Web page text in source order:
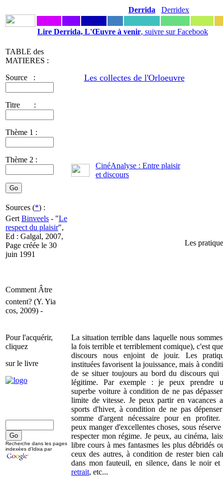
Derrida Derridex
Lire Derrida, L'Œuvre à venir, suivre sur Facebook
TABLE des
MATIERES :
Source :
Titre :
Thème 1 :
Thème 2 :
Les collectes de l'Orloeuvre
CinéAnalyse : Entre plaisir
et discours
Sources (*) :
Gert Binveels - "Le
respect du plaisir",
Ed : Galgal, 2007,
Page créée le 30
juin 1991
Comment Âtre
content? (Y. Yia
cos, 2009) -
Les
Pour l'acquérir,
cliquez
sur le livre
La situation terrible dans laquelle nous
la fois terrible et terriblement comique), c'est
discours nous enjoint de jouir. Les
instituées favorisent la jouissance, mais à
de se situer toujours au bord du discours qui
légitime. Par exemple : je peux prendre
superbe voiture à condition de ne pas
limite de vitesse. Je peux partir en vacances
sports d'hiver, à condition de ne pas
somme d'argent nécessaire pour en profiter.
peux manger d'excellentes choses, sous réserve
respecter mon régime. Je peux, au cinéma,
libre cours à mes fantasmes les plus débridés
ceux des autres, à condition de rester bien
dans mon fauteuil, en silence, dans le noir et
retrait, etc...
Recherche dans les pages
indexées d'Idixa par